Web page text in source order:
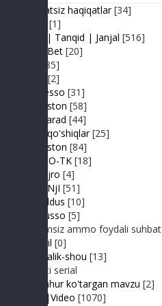
Adolatsiz haqiqatlar [34]
[1]
Baxs| Tanqid | Janjal [516]
BeshBet [20]
[85]
[2]
Expresso [31]
FIKRiston [58]
Hit-Parad [44]
Ijara qo'shiqlar [25]
IJODiston [84]
IMPRO-TK [18]
Jonli ijro [4]
JuMaNjI [51]
JurYuldus [10]
Kaktusso [5]
Yoqimsiz ammo foydali suhbat
Kongil [0]
Kundalik-shou [13]
Realiti serial
Mashhur ko'targan mavzu [2]
MP3|Video [1070]